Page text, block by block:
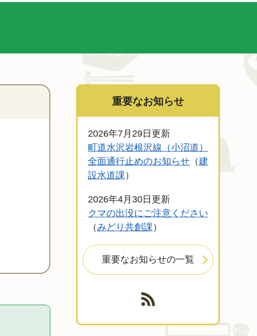
重要なお知らせ
2026年7月29日更新
町道水沢岩根沢線（小沼道）
全面通行止めのお知らせ
建
設水道課
2026年4月30日更新
クマの出没にご注意ください
みどり共創課
重要なお知らせの一覧